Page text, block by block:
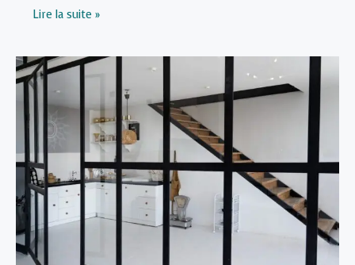
Pourquoi
un
fauteuil
relax
moteurs
?
Lire la suite »